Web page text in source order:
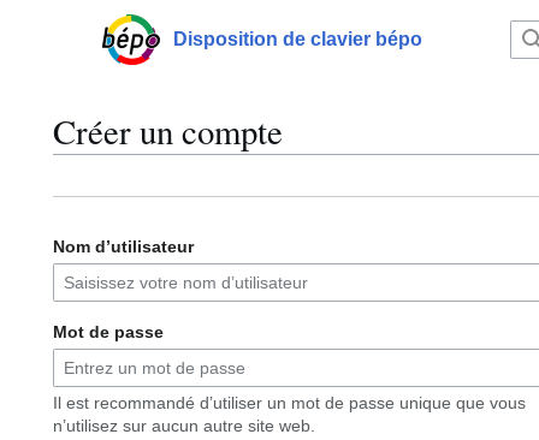
Menu principalDisposition de clavier bépo
Créer un compte
Nom d’utilisateur
Mot de passe
Il est recommandé d’utiliser un mot de passe unique que vous
n’utilisez sur aucun autre site web.